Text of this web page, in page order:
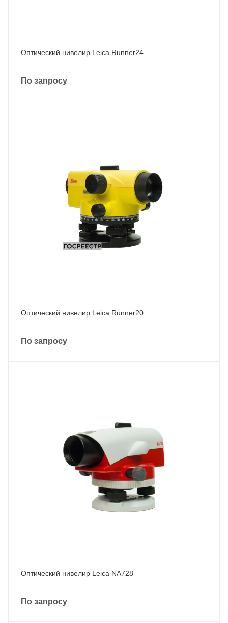
Оптический нивелир Leica Runner24
По запросу
Оптический нивелир Leica Runner20
По запросу
Оптический нивелир Leica NA728
По запросу